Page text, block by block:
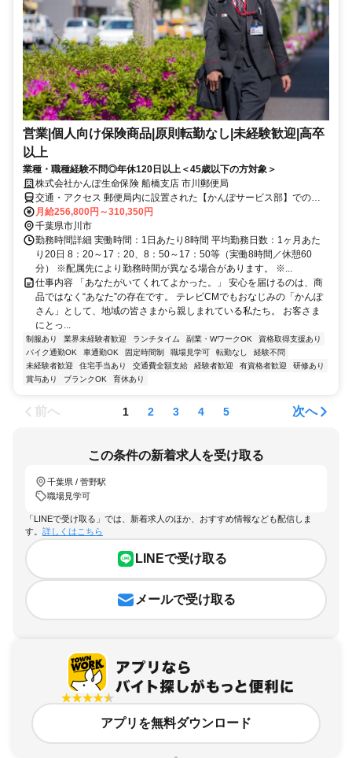
営業|個人向け保険商品|原則転勤なし|未経験歓迎|高卒
以上
業種・職種経験不問◎年休120日以上＜45歳以下の方対象＞
株式会社かんぽ生命保険 船橋支店 市川郵便局
交通・アクセス 郵便局内に設置された【かんぽサービス部】での勤
務となります
月給256,800円～310,350円
千葉県市川市
勤務時間詳細 実働時間：1日あたり8時間 平均勤務日数：1ヶ月あた
り20日 8：20～17：20、8：50～17：50等（実働8時間／休憩60
分） ※配属先により勤務時間が異なる場合があります。 ※...
仕事内容 「あなたがいてくれてよかった。」 安心を届けるのは、商
品ではなく“あなた”の存在です。 テレビCMでもおなじみの「かんぽ
さん」として、地域の皆さまから親しまれている私たち。 お客さま
にとっ...
制服あり 業界未経験者歓迎 ランチタイム 副業・WワークOK
資格取得支援あり
バイク通勤OK
車通勤OK 固定時間制 職場見学可 転勤なし
経験不問
未経験者歓迎
住宅手当あり 交通費全額支給 経験者歓迎 有資格者歓迎
研修あり
賞与あり
ブランクOK 育休あり
前へ 1 2 3 4 5 次へ
この条件の新着求人を受け取る
千葉県 / 菅野駅
職場見学可
「LINEで受け取る」では、新着求人のほか、おすすめ情報なども配信しま
す。 詳しくはこちら
LINEで受け取る
メールで受け取る
アプリを無料ダウンロード